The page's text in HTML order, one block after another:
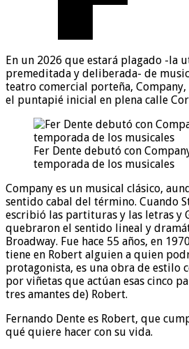
En un 2026 que estará plagado -la
premeditada y deliberada- de
teatro comercial porteña, Company,
el puntapié inicial en plena calle
Fer Dente debutó con
temporada de los musicales
Company es un musical clásico,
sentido cabal del término. Cuando
escribió las partituras y las letras y
quebraron el sentido lineal y
Broadway. Fue hace 55 años, en
tiene en Robert alguien a quien
protagonista, es una obra de estilo
por viñetas que actúan esas cinco
tres amantes de) Robert.
Fernando Dente es Robert, que
qué quiere hacer con su vida.